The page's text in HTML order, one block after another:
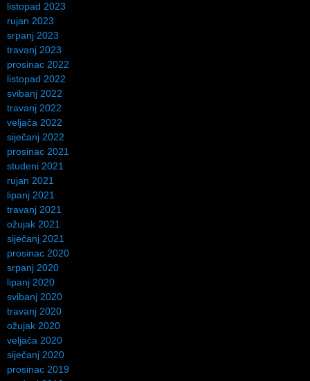
listopad 2023
rujan 2023
srpanj 2023
travanj 2023
prosinac 2022
listopad 2022
svibanj 2022
travanj 2022
veljača 2022
siječanj 2022
prosinac 2021
studeni 2021
rujan 2021
lipanj 2021
travanj 2021
ožujak 2021
siječanj 2021
prosinac 2020
srpanj 2020
lipanj 2020
svibanj 2020
travanj 2020
ožujak 2020
veljača 2020
siječanj 2020
prosinac 2019